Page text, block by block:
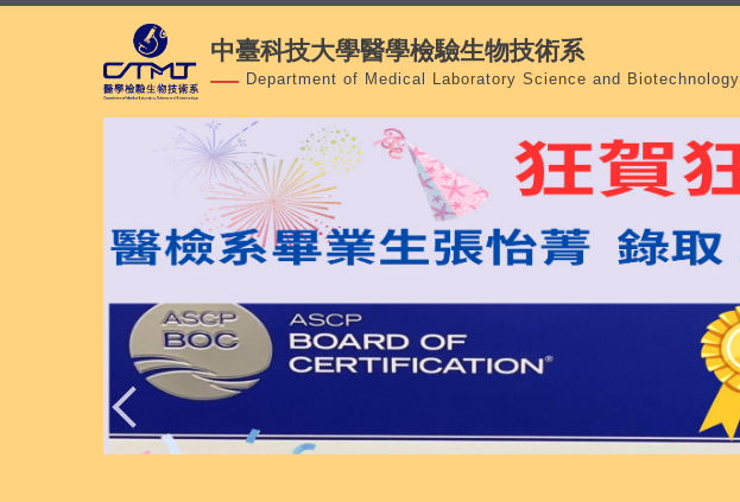
中臺科技大學醫學檢驗生物技術系
Department of Medical Laboratory Science and Biotechnology